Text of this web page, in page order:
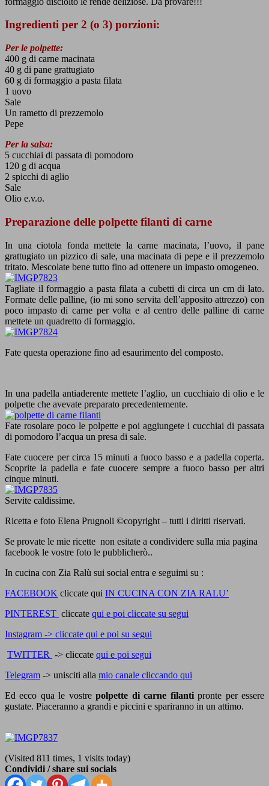
Ingredienti per 2 (o 3) porzioni:
Per le polpette:
400 g di carne macinata
40 g di pane grattugiato
60 g di formaggio a pasta filata
1 uovo
Sale
Un rametto di prezzemolo
Pepe
Per la salsa:
5 cucchiai di passata di pomodoro
120 g di acqua
2 spicchi di aglio
Sale
Olio e.v.o.
Preparazione delle polpette filanti di carne
In una ciotola fonda mettete la carne macinata, l’uovo, il pane
grattugiato un pizzico di sale, una macinata di pepe e il prezzemolo
tritato. Mescolate bene tutto fino ad ottenere un impasto omogeneo.
Tagliate il formaggio a pasta filata a cubetti di circa un cm di lato.
Formate delle palline, (io mi sono servita dell’apposito attrezzo) con
poco impasto di carne per volta e al centro delle palline di carne
mettete un quadretto di formaggio.
Fate questa operazione fino ad esaurimento del composto.
In una padella antiaderente mettete l’aglio, un cucchiaio di olio e le
polpette che avevate preparato precedentemente.
Fate rosolare poco le polpette e poi aggiungete i cucchiai di passata
di pomodoro l’acqua un presa di sale.
Fate cuocere per circa 15 minuti a fuoco basso e a padella coperta.
Scoprite la padella e fate cuocere sempre a fuoco basso per altri
cinque minuti.
Servite caldissime.
Ricetta e foto Elena Prugnoli ©copyright – tutti i diritti riservati.
Se provate le mie ricette non esitate a condividere sulla mia pagina
facebook le vostre foto le pubblicherò..
In cucina con Zia Ralù sui social entra e seguimi su :
FACEBOOK cliccate qui IN CUCINA CON ZIA RALU’
PINTEREST cliccate qui e poi cliccate su segui
Instagram -> cliccate qui e poi su segui
TWITTER -> cliccate qui e poi segui
Telegram -> unisciti alla mio canale cliccando qui
Ed ecco qua le vostrepolpette di carne filantipronte per essere
gustate. Piaceranno a grandi e piccini e spariranno in un attimo.
(Visited 811 times, 1 visits today)
Condividi / share sui socials